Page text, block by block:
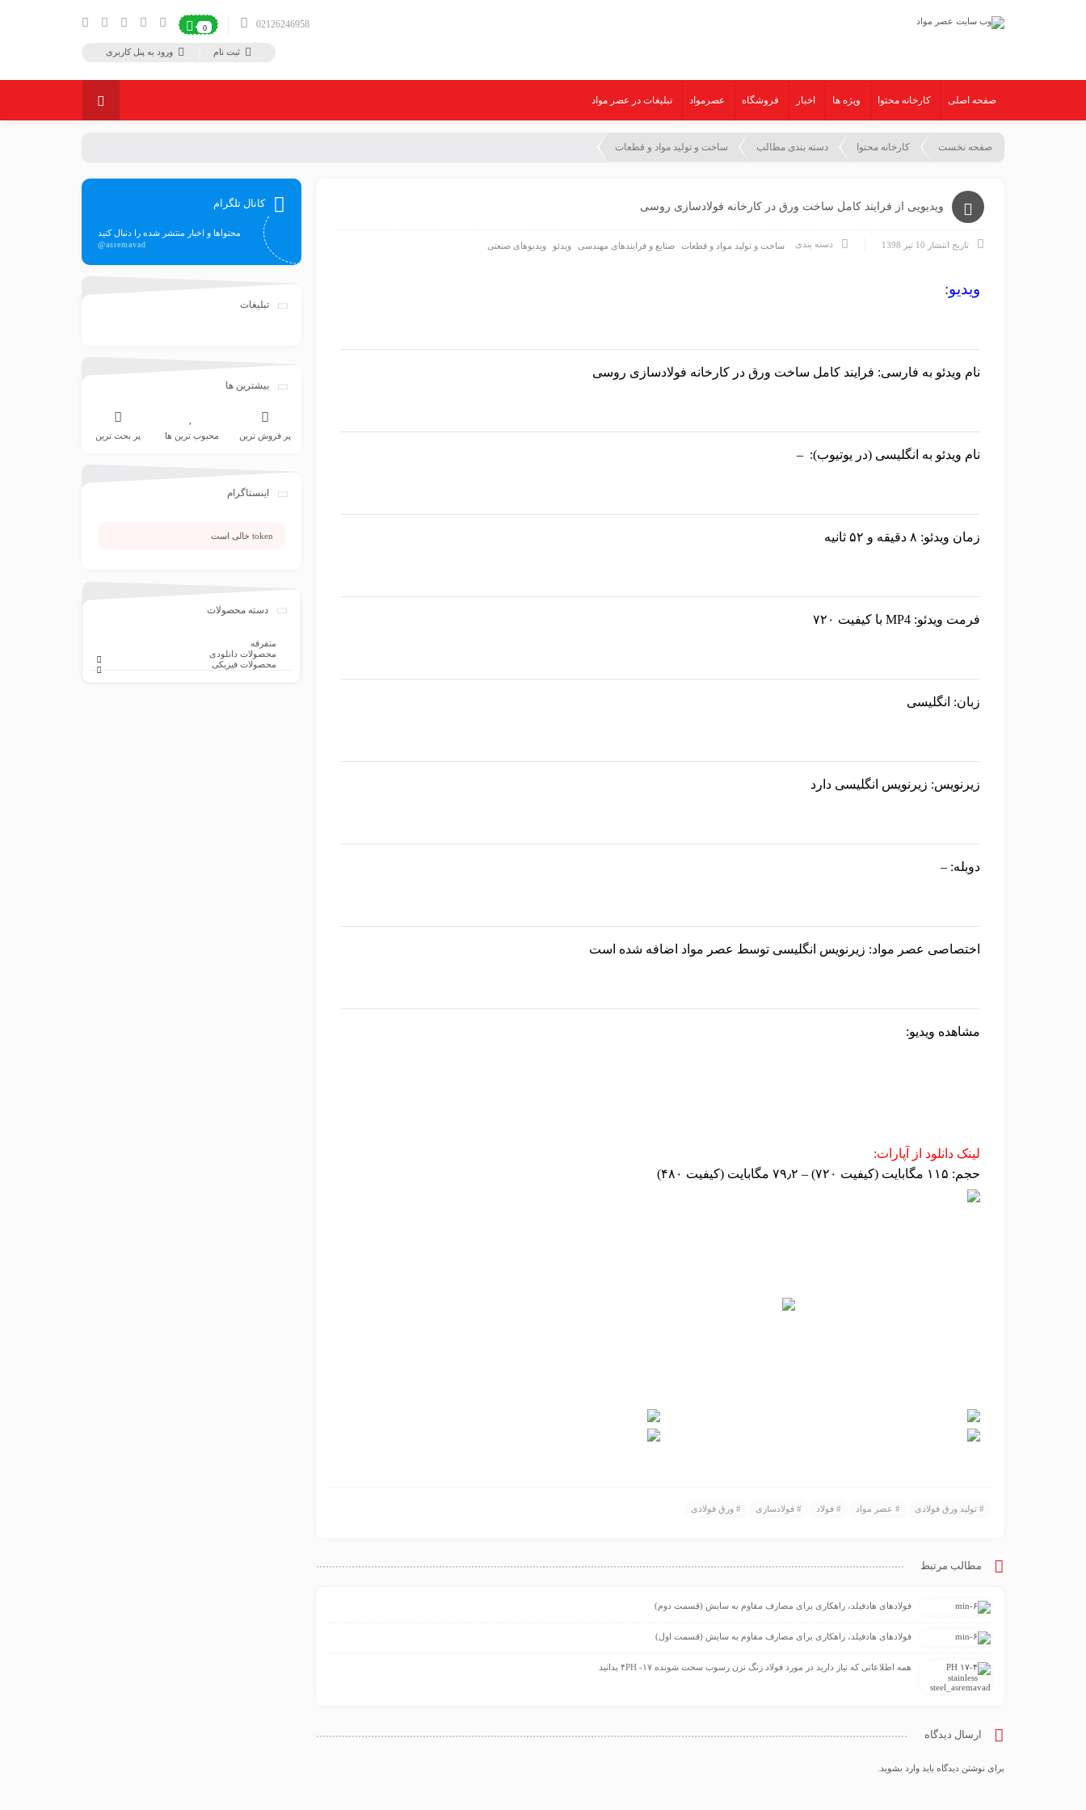
0 02126246958
ثبت نام ورود به پنل کاربری
صفحه اصلی کارخانه محتوا ویژه ها اخبار فروشگاه عصرمواد تبلیغات در عصر مواد
صفحه نخست کارخانه محتوا دسته بندی مطالب ساخت و تولید مواد و قطعات
ویدیویی از فرایند کامل ساخت ورق در کارخانه فولادسازی روسی
تاریخ انتشار 10 تیر 1398 دسته بندی ساخت و تولید مواد و قطعات صنایع و فرایندهای مهندسی ویدئو ویدیوهای صنعتی
ویدیو:
نام ویدئو به فارسی: فرایند کامل ساخت ورق در کارخانه فولادسازی روسی
نام ویدئو به انگلیسی (در یوتیوب): –
زمان ویدئو:
فرمت ویدئو:
زبان: انگلیسی
زیرنویس: زیرنویس انگلیسی دارد
دوبله: –
اختصاصی عصر مواد: زیرنویس انگلیسی توسط عصر مواد اضافه شده است
مشاهده ویدیو:
لینک دانلود از آپارات:
حجم: ۱۱۵ مگابایت (کیفیت ۷۲۰) – ۷۹٫۲ مگابایت (کیفیت ۴۸۰)
تولید ورق فولادی عصر مواد فولاد فولادسازی ورق فولادی
مطالب مرتبط
فولادهای هادفیلد، راهکاری برای مصارف مقاوم به سایش (قسمت دوم)
فولادهای هادفیلد، راهکاری برای مصارف مقاوم به سایش (قسمت اول)
همه اطلاعاتی که نیاز دارید در مورد فولاد زنگ نزن رسوب سخت شونده ۱۷- ۴PH بدانید
ارسال دیدگاه
برای نوشتن دیدگاه باید وارد بشوید.
کانال تلگرام
محتواها و اخبار منتشر شده را دنبال کنید
@asremavad
تبلیغات
بیشترین ها
پر فروش ترین محبوب ترین ها پر بحث ترین
اینستاگرام
token خالی است
دسته محصولات
متفرقه
محصولات دانلودی
محصولات فیزیکی